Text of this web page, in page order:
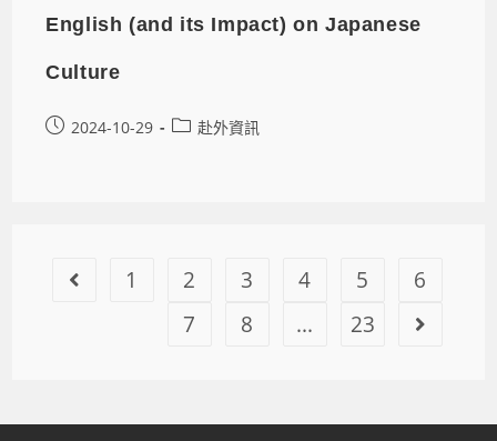
English (and its Impact) on Japanese
Culture
2024-10-29 赴外資訊
1 2 3 4 5
6
7
8 ... 23